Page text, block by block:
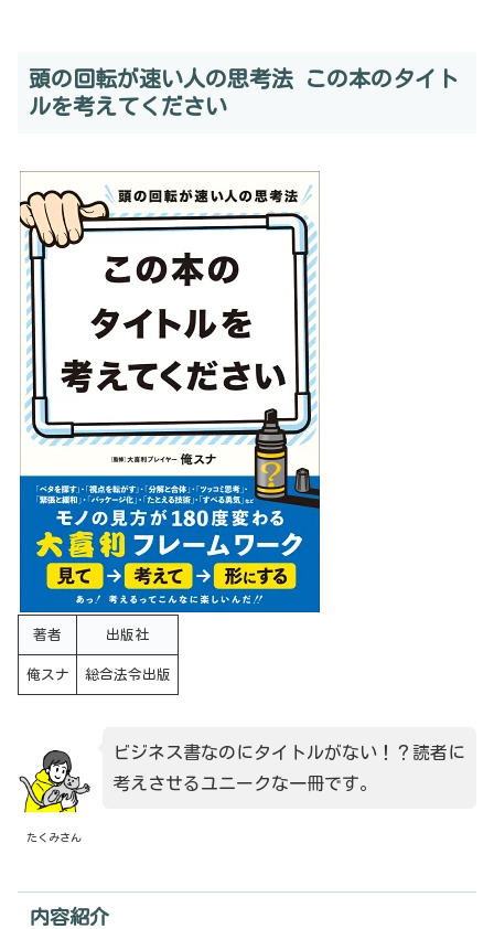
頭の回転が速い人の思考法 この本のタイト
ルを考えてください
著者 出版社
俺スナ 総合法令出版
たくみさん
ビジネス書なのにタイトルがない！？読者に
考えさせるユニークな一冊です。
内容紹介